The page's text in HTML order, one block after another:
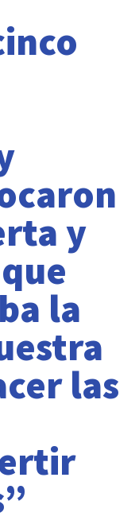
personal
y
la
las